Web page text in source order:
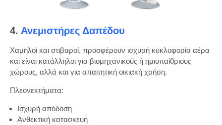
4. Ανεμιστήρες Δαπέδου
Χαμηλοί και στιβαροί, προσφέρουν ισχυρή κυκλοφορία αέρα
και είναι κατάλληλοι για βιομηχανικούς ή ημιυπαίθριους
χώρους, αλλά και για απαιτητική οικιακή χρήση.
Πλεονεκτήματα:
Ισχυρή απόδοση
Ανθεκτική κατασκευή